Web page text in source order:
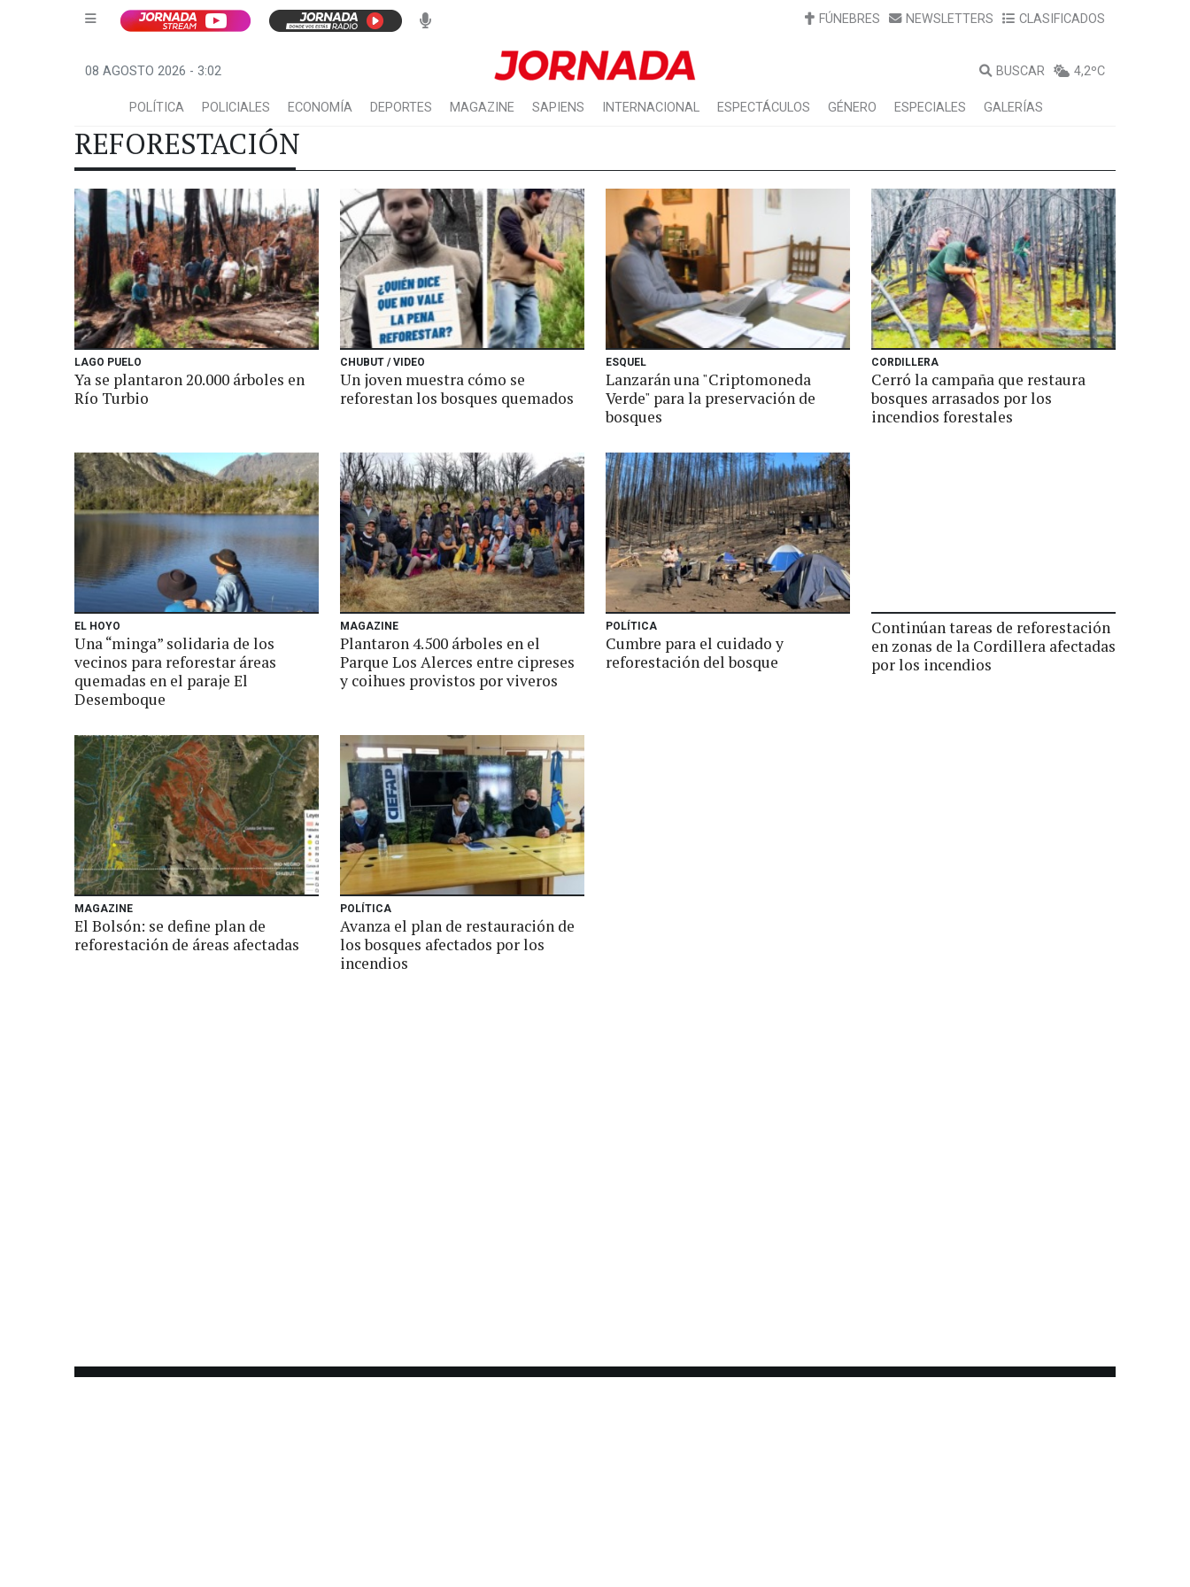
FÚNEBRES NEWSLETTERS CLASIFICADOS
08 AGOSTO 2026 - 3:02 BUSCAR 4,2ºC
POLÍTICA POLICIALES ECONOMÍA DEPORTES MAGAZINE SAPIENS INTERNACIONAL ESPECTÁCULOS GÉNERO ESPECIALES GALERÍAS
REFORESTACIÓN
LAGO PUELO
Ya se plantaron 20.000 árboles en
Río Turbio
CHUBUT / VIDEO
Un joven muestra cómo se
reforestan los bosques quemados
ESQUEL
Lanzarán una "Criptomoneda
Verde" para la preservación de
bosques
CORDILLERA
Cerró la campaña que restaura
bosques arrasados por los
incendios forestales
EL HOYO
Una “minga” solidaria de los
vecinos para reforestar áreas
quemadas en el paraje El
Desemboque
MAGAZINE
Plantaron 4.500 árboles en el
Parque Los Alerces entre cipreses
y coihues provistos por viveros
POLÍTICA
Cumbre para el cuidado y
reforestación del bosque
Continúan tareas de reforestación
en zonas de la Cordillera afectadas
por los incendios
MAGAZINE
El Bolsón: se define plan de
reforestación de áreas afectadas
POLÍTICA
Avanza el plan de restauración de
los bosques afectados por los
incendios